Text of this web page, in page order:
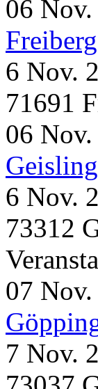
06 Nov.
6 Nov.
71691
06 Nov.
6 Nov.
73312
07 Nov.
7 Nov.